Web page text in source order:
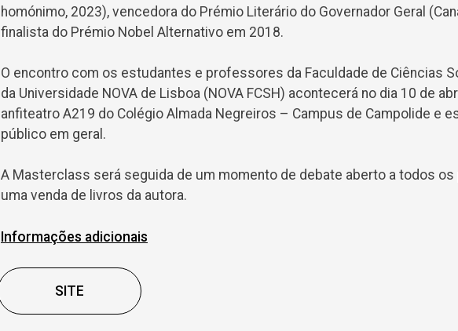
homónimo, 2023), vencedora do Prémio Literário do Governador Geral
finalista do Prémio Nobel Alternativo em 2018.
O encontro com os estudantes e professores da Faculdade de Ciências
da Universidade NOVA de Lisboa (NOVA FCSH) acontecerá no dia 10 de
anfiteatro A219 do Colégio Almada Negreiros – Campus de Campolide e
público em geral.
A Masterclass será seguida de um momento de debate aberto a todos
uma venda de livros da autora.
Informações adicionais
SITE